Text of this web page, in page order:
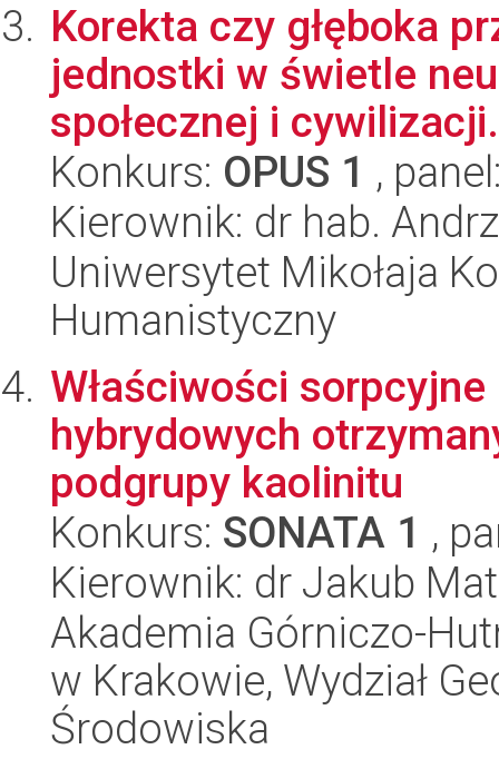
Korekta czy głęboka
jednostki w świetle
społecznej i
Konkurs: OPUS 1 ,
Kierownik: dr hab.
Uniwersytet Mikołaja
Humanistyczny
Właściwości
hybrydowych
podgrupy kaolinitu
Konkurs: SONATA 1 ,
Kierownik: dr Jakub
Akademia Górniczo-
w Krakowie, Wydział
Środowiska